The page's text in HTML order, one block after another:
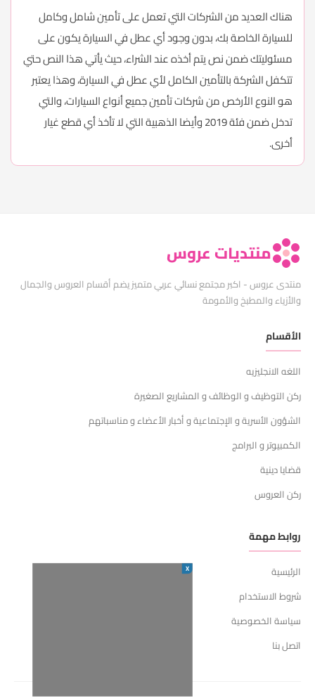
هناك العديد من الشركات التي تعمل على تأمين شامل وكامل
للسيارة الخاصة بك، بدون وجود أي عطل في السيارة يكون على
مسئوليتك ضمن نص يتم أخذه عند الشراء، حيث يأتي هذا النص حتي
تتكفل الشركة بالتأمين الكامل لأي عطل في السيارة، وهذا يعتبر
هو النوع الأرخص من شركات تأمين جميع أنواع السيارات، والتي
تدخل ضمن فئة 2019 وأيضا الذهبية التي لا تأخذ أي قطع غيار
أخرى.
منتديات عروس
منتدى عروس - اكبر مجتمع نسائي عربي متميز يضم أقسام العروس والجمال
والأزياء والمطبخ والأمومة
الأقسام
اللغه الانجليزيه
ركن التوظيف و الوظائف و المشاريع الصغيرة
الشؤون الأسرية و الإجتماعية و أخبار الأعضاء و مناسباتهم
الكمبيوتر و البرامج
قضايا دينية
ركن العروس
روابط مهمة
الرئيسية
شروط الاستخدام
سياسة الخصوصية
اتصل بنا
X